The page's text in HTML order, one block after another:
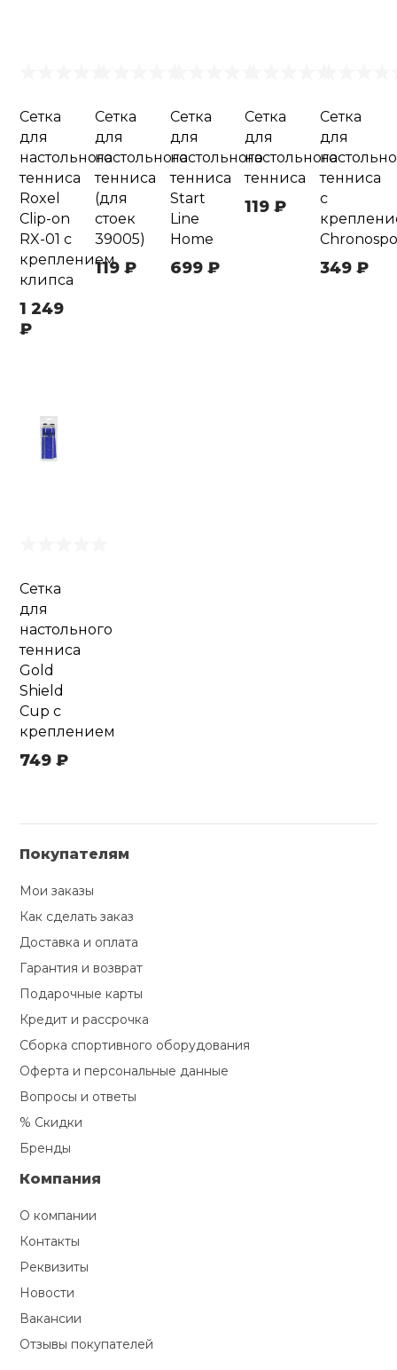
Сетка
для
настольного
тенниса
Roxel
Clip-on
RX-01 с
креплением
клипса
1 249
₽
Сетка
для
настольного
тенниса
(для
стоек
39005)
119 ₽
Сетка
для
настольного
тенниса
Start
Line
Home
699 ₽
Сетка
для
настольного
тенниса
119 ₽
Сетка
для
тенниса
с
349 ₽
Сетка
для
настольного
тенниса
Gold
Shield
Cup с
креплением
749 ₽
Покупателям
Мои заказы
Как сделать заказ
Доставка и оплата
Гарантия и возврат
Подарочные карты
Кредит и рассрочка
Сборка спортивного оборудования
Оферта и персональные данные
Вопросы и ответы
% Скидки
Бренды
Компания
О компании
Контакты
Реквизиты
Новости
Вакансии
Отзывы покупателей